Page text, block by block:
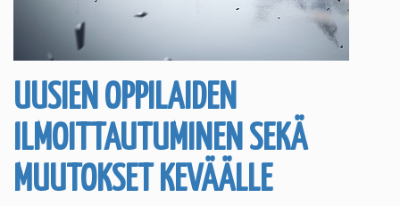
UUSIEN OPPILAIDEN
ILMOITTAUTUMINEN SEKÄ
MUUTOKSET KEVÄÄLLE